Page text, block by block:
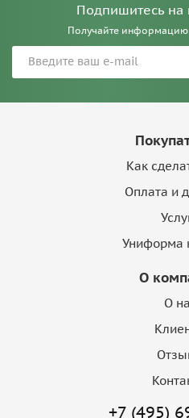
Подпишитесь на
Получайте
Как
Оплата и
Униформа
О
О
+7 (495)